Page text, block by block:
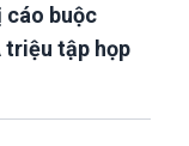
cáo buộc
triệu tập họp